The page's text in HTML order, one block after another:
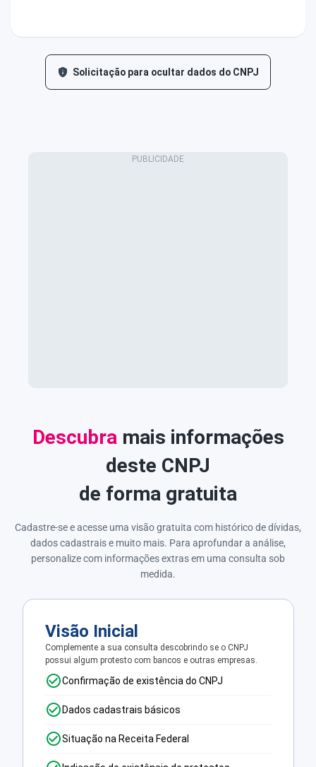
Solicitação para ocultar dados do CNPJ
Descubra mais informações
deste CNPJ
de forma gratuita
Cadastre-se e acesse uma visão gratuita com histórico de dívidas,
dados cadastrais e muito mais. Para aprofundar a análise,
personalize com informações extras em uma consulta sob
medida.
Visão Inicial
Complemente a sua consulta descobrindo se o CNPJ
possui algum protesto com bancos e outras empresas.
Confirmação de existência do CNPJ
Dados cadastrais básicos
Situação na Receita Federal